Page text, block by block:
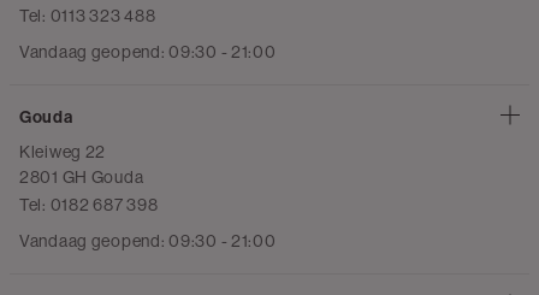
Tel: 0113 323 488
Vandaag geopend: 09:30 - 21:00
Gouda
Kleiweg 22
2801 GH Gouda
Tel: 0182 687 398
Vandaag geopend: 09:30 - 21:00